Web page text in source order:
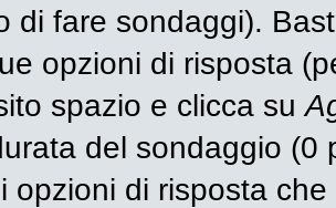
di fare sondaggi).
opzioni di risposta
spazio e clicca su
del sondaggio
opzioni di risposta